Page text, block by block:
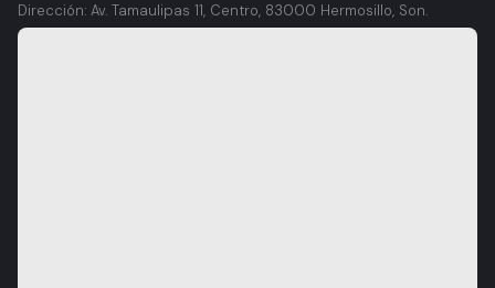
Dirección: Av. Tamaulipas 11, Centro, 83000 Hermosillo, Son.